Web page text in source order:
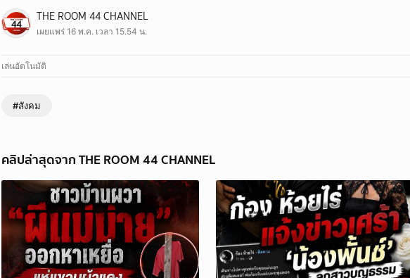
เคลื่อนย้ายรถไฟออกจากพื้นที่ เร่งคืนผื้นผิวจราจร
#รถไฟ #ผิวจราจร #เร่งคืน #ข่าววันนี้ #theroom44
THE ROOM 44 CHANNEL
เผยแพร่ 16 พ.ค. เวลา 15.54 น.
เล่นอัตโนมัติ
#สังคม
คลิปล่าสุดจาก THE ROOM 44 CHANNEL